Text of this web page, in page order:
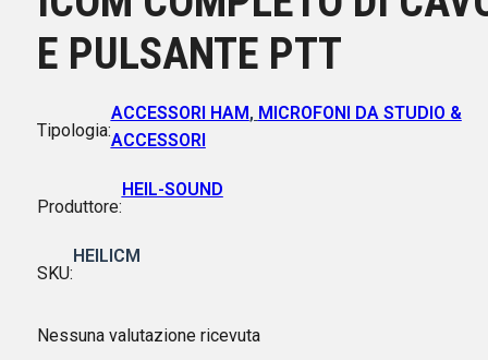
E PULSANTE PTT
Tipologia:
ACCESSORI HAM, MICROFONI DA STUDIO &
ACCESSORI
Produttore:
HEIL-SOUND
SKU:
HEILICM
Nessuna valutazione ricevuta